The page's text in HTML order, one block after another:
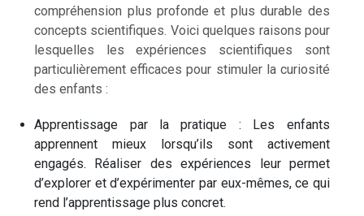
compréhension plus profonde et plus durable des
concepts scientifiques. Voici quelques raisons pour
lesquelles les expériences scientifiques sont
particulièrement efficaces pour stimuler la curiosité
des enfants :
Apprentissage par la pratique : Les enfants
apprennent mieux lorsqu’ils sont activement
engagés. Réaliser des expériences leur permet
d’explorer et d’expérimenter par eux-mêmes, ce qui
rend l’apprentissage plus concret.